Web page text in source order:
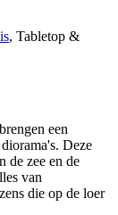
, Tabletop &
brengen een
Deze
de zee en de
van
die op de loer